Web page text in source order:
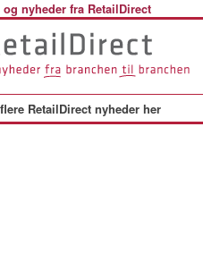
og nyheder fra RetailDirect
RetailDirect nyheder her